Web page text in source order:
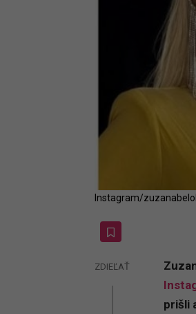
Instagram/
ZDIEĽAŤ
prišli